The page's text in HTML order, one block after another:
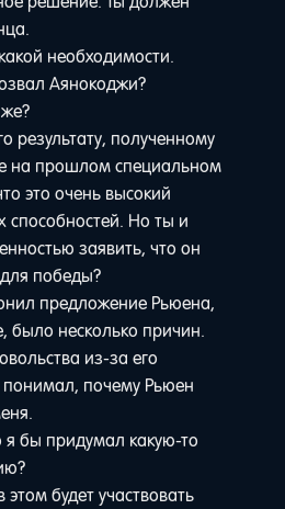
необходимости.
Аянокоджи?
результату, полученному
на прошлом специальном
это очень высокий
способностей. Но ты и
заявить, что он
победы?
предложение Рьюена,
было несколько причин.
из-за его
понимал, почему Рьюен
бы придумал какую-то
будет участвовать